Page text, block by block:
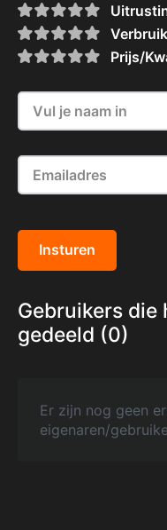
Verbruik
Prijs/
Insturen
Gebruikers die
gedeeld (0)
Er zijn nog geen
eigenaren/